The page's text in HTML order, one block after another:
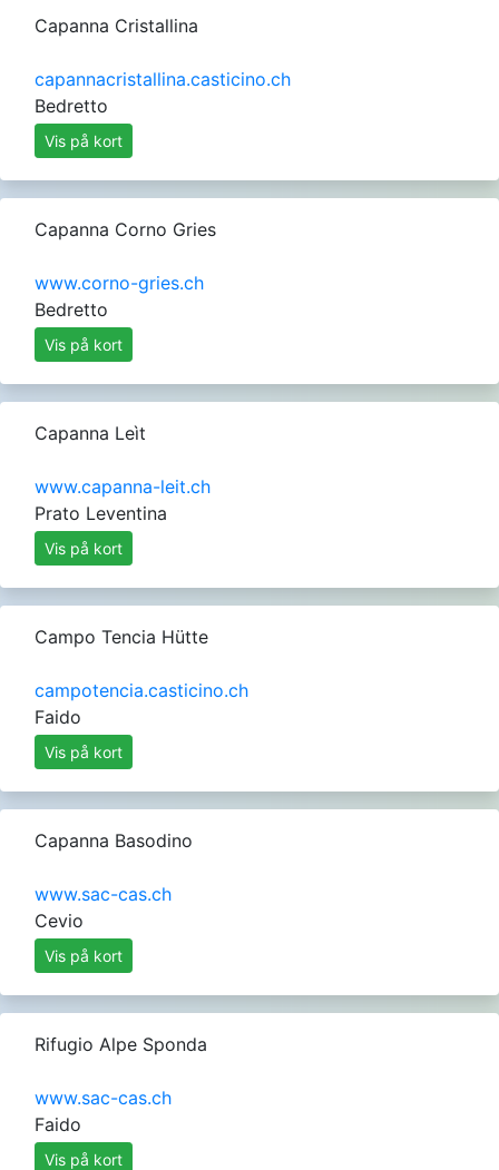
Capanna Cristallina
capannacristallina.casticino.ch
Bedretto
Vis på kort
Capanna Corno Gries
www.corno-gries.ch
Bedretto
Vis på kort
Capanna Leìt
www.capanna-leit.ch
Prato Leventina
Vis på kort
Campo Tencia Hütte
campotencia.casticino.ch
Faido
Vis på kort
Capanna Basodino
www.sac-cas.ch
Cevio
Vis på kort
Rifugio Alpe Sponda
www.sac-cas.ch
Faido
Vis på kort